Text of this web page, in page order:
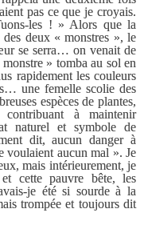
pas ce que je croyais.
les ! » Alors que la
deux « monstres », le
se serra… on venait de
» tomba au sol en
rapidement les couleurs
une femelle scolie des
espèces de plantes,
à maintenir
naturel et symbole de
dit, aucun danger à
voulaient aucun mal ». Je
mais intérieurement, je
cette pauvre bête, les
je été si sourde à la
trompée et toujours dit